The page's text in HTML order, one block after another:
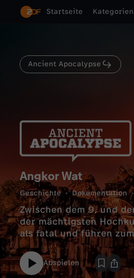
Startseite Kategorien
Ancient Apocalypse
Angkor Wat
Geschichte Dokumentation
Zwischen dem 9. und
der mächtigsten
als fatal und führen
Abspielen